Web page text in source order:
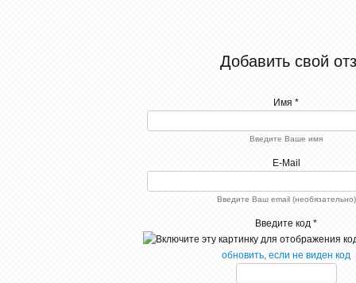
Добавить свой
Имя *
Введите Ваше имя
E-Mail
Введите Ваш email (необязательно)
Введите код *
обновить, если не виден код